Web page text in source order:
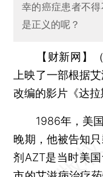
幸的癌症患者不
是正义的呢？
【财新网】
上映了一部根据
改编的影片《达拉
1986年，美国
晚期，他被告知
剂AZT是当时美